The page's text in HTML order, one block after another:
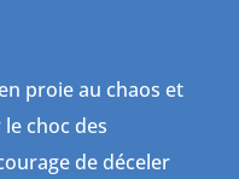
proie au chaos et
choc des
de déceler